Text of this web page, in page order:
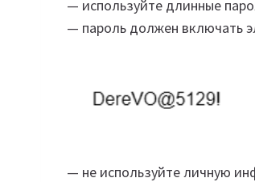
— используйте длинные
— пароль должен включать
— не используйте личную